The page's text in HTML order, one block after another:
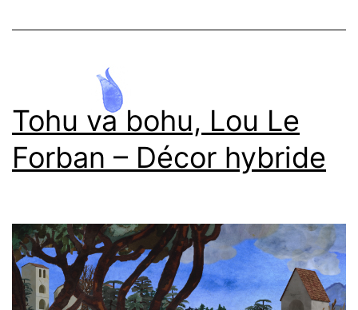
Tohu va bohu, Lou Le
Forban – Décor hybride